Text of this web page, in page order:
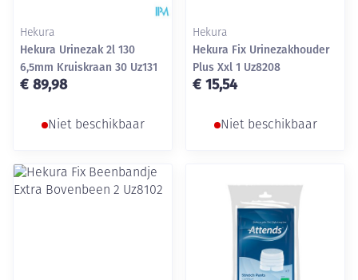
Hekura
Hekura Urinezak 2l 130
6,5mm Kruiskraan 30 Uz131
€ 89,98
Niet beschikbaar
Hekura
Hekura Fix Urinezakhouder
Plus Xxl 1 Uz8208
€ 15,54
Niet beschikbaar